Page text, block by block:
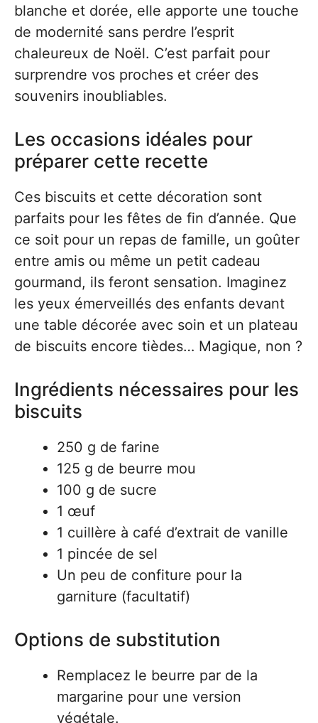
blanche et dorée, elle apporte une touche
de modernité sans perdre l’esprit
chaleureux de Noël. C’est parfait pour
surprendre vos proches et créer des
souvenirs inoubliables.
Les occasions idéales pour
préparer cette recette
Ces biscuits et cette décoration sont
parfaits pour les fêtes de fin d’année. Que
ce soit pour un repas de famille, un goûter
entre amis ou même un petit cadeau
gourmand, ils feront sensation. Imaginez
les yeux émerveillés des enfants devant
une table décorée avec soin et un plateau
de biscuits encore tièdes… Magique, non ?
Ingrédients nécessaires pour les
biscuits
250 g de farine
125 g de beurre mou
100 g de sucre
1 œuf
1 cuillère à café d’extrait de vanille
1 pincée de sel
Un peu de confiture pour la
garniture (facultatif)
Options de substitution
Remplacez le beurre par de la
margarine pour une version
végétale.